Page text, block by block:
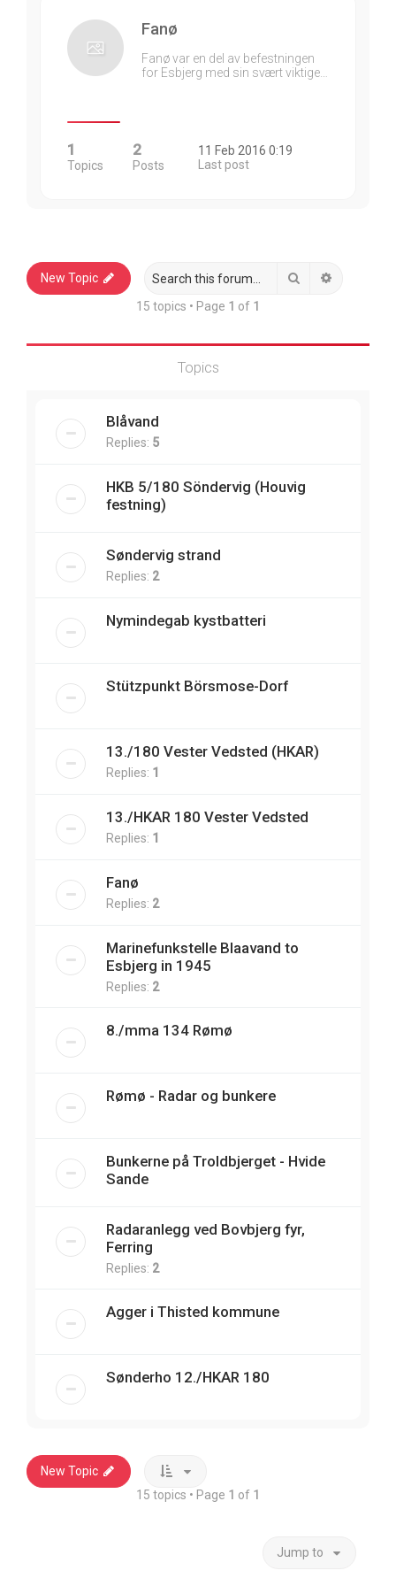
Fanø
Fanø var en del av befestningen
for Esbjerg med sin svært viktige…
1
Topics
2
Posts
11 Feb 2016 0:19
Last post
New Topic Search
15 topics • Page 1 of 1
Topics
Blåvand
Replies: 5
HKB 5/180 Söndervig (Houvig
festning)
Søndervig strand
Replies: 2
Nymindegab kystbatteri
Stützpunkt Börsmose-Dorf
13./180 Vester Vedsted (HKAR)
Replies: 1
13./HKAR 180 Vester Vedsted
Replies: 1
Fanø
Replies: 2
Marinefunkstelle Blaavand to
Esbjerg in 1945
Replies: 2
8./mma 134 Rømø
Rømø - Radar og bunkere
Bunkerne på Troldbjerget - Hvide
Sande
Radaranlegg ved Bovbjerg fyr,
Ferring
Replies: 2
Agger i Thisted kommune
Sønderho 12./HKAR 180
New Topic
15 topics • Page 1 of 1
Jump to